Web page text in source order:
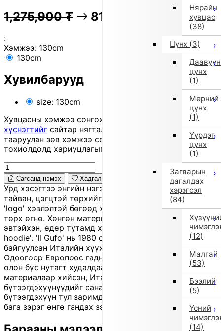
Нярайн
хувцас
(38)
Цүнх (3)
Даавуун
цүнх
(1)
Мөрний
цүнх
(1)
Үүрдэг
цүнх
(1)
Загварын
дагалдах
хэрэгсэл
(84)
(12)
Малгай
(53)
Бээлий
(5)
Үсний
(14)
1,275,900 ₮ 81% OFF 254,800 ₮
:
Хэмжээ: 130cm
130cm
Хувилбарууд
size: 130cm
Хувцасны хэмжээ сонгохдоо
хэмжээ сонгох
хүснэгтийг сайтар нягталж, биеийн хэмжээтэйгээ
тааруулан зөв хэмжээ сонгоно уу, хувцас таарахгүй
тохиолдолд хариуцлагыг захиалагч өөрөө хүлээнэ.
Сагсанд нэмэх Хадгалах
Урд хэсэгтээ энгийн нэгэн цэгэн загвартай тул
тайван, цэгцтэй төрхийг бүрдүүлнэ. Ар талдаа том
'logo' хэвлэлтэй бөгөөд хөдөлгөөнтэй, загварлаг өнгө
төрх өгнө. Хөнгөн материалтай учир өмсөхөд
эвтэйхэн, өдөр тутамд хэрэглэхэд тохиромжтой 'zip
hoodie'. 'Il Gufo' нь 1980 онд 'Giovanna Miletti' үүсгэн
байгуулсан Италийн хүүхдийн хувцасны брэнд юм.
Одоогоор Европоос гадна Орос, Америк, Ази зэрэг
олон бүс нутагт худалдаалагдаж, байгалийн гаралтай
материалаар хийсэн, Итали хэв маягийн гар урлалын
бүтээгдэхүүнүүдийг санал болгодог. Энэ нь 'outlet'
бүтээгдэхүүн тул заримд нь жижиг зураас, үрчлээ,
бага зэрэг өнгө гандах зэрэг байж болно.